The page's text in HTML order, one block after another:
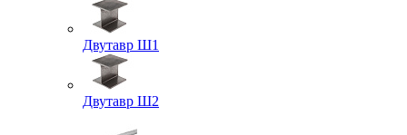
Двутавр Ш1
Двутавр Ш2